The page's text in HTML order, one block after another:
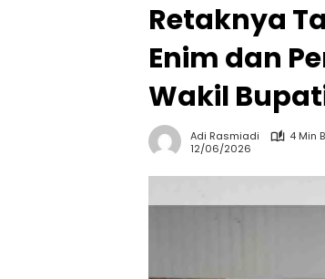
Retaknya
Enim dan
Wakil
Adi Rasmiadi
4 Min
12/06/2026